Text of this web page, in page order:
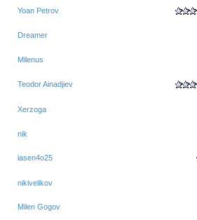
Yoan Petrov
Dreamer
Milenus
Teodor Ainadjiev
Xerzoga
nik
iasen4o25
nikivelikov
Milen Gogov